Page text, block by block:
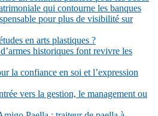
qui contourne les banques
pour plus de visibilité sur
en arts plastiques ?
historiques font revivre les
la confiance en soi et l’expression
vers la gestion, le management ou